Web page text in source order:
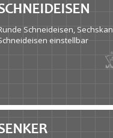
Schneideisen,
einstellbar